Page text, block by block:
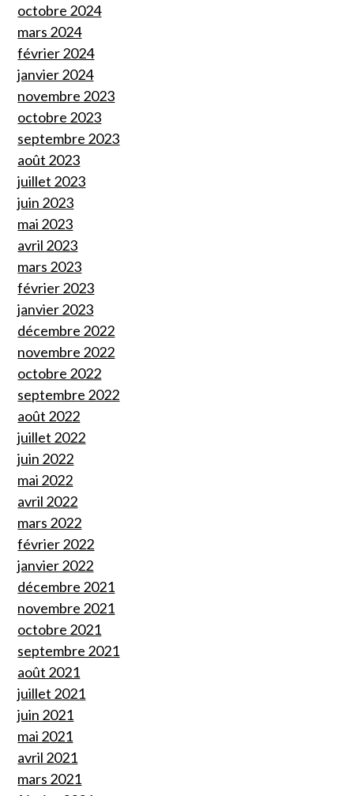
octobre 2024
mars 2024
février 2024
janvier 2024
novembre 2023
octobre 2023
septembre 2023
août 2023
juillet 2023
juin 2023
mai 2023
avril 2023
mars 2023
février 2023
janvier 2023
décembre 2022
novembre 2022
octobre 2022
septembre 2022
août 2022
juillet 2022
juin 2022
mai 2022
avril 2022
mars 2022
février 2022
janvier 2022
décembre 2021
novembre 2021
octobre 2021
septembre 2021
août 2021
juillet 2021
juin 2021
mai 2021
avril 2021
mars 2021